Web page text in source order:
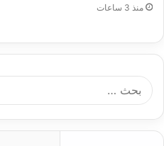
منذ 3 ساعات